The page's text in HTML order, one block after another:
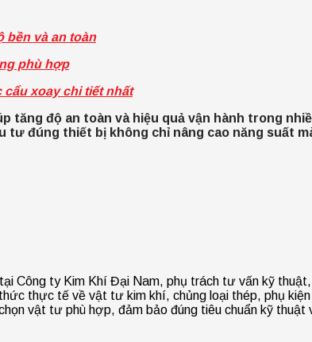
bền và an toàn
phù hợp
xoay chi tiết nhất
tăng độ an toàn và hiệu quả vận hành trong
tư đúng thiết bị không chỉ nâng cao năng suất
Công ty Kim Khí Đại Nam, phụ trách tư vấn kỹ
thực tế về vật tư kim khí, chủng loại thép, phụ
vật tư phù hợp, đảm bảo đúng tiêu chuẩn kỹ thuật